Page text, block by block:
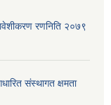
रणनिति २०७९
संस्थागत क्षमता